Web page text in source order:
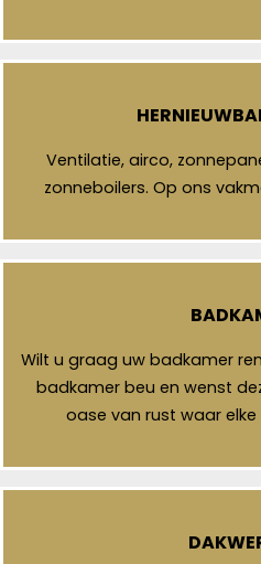
Ventilatie, airco,
zonneboilers. Op ons
Wilt u graag uw badkamer
badkamer beu en wenst
oase van rust waar